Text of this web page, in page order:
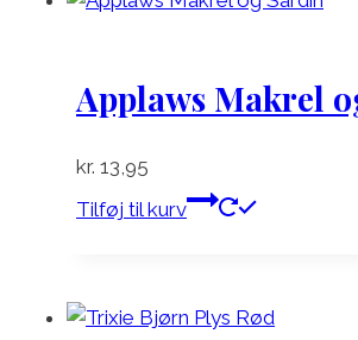
Applaws Makrel
kr. 13,95
Tilføj til kurv